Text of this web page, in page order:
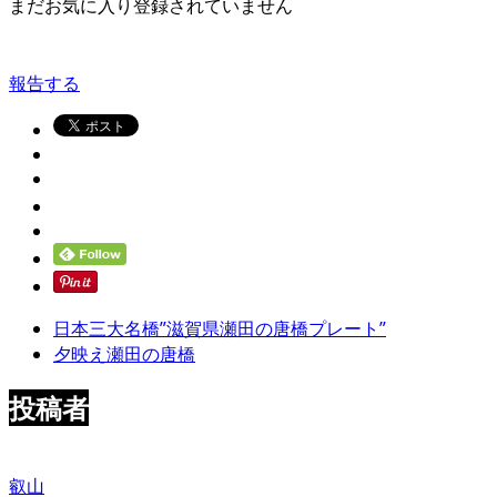
まだお気に入り登録されていません
報告する
日本三大名橋”滋賀県瀬田の唐橋プレート”
夕映え瀬田の唐橋
投稿者
叡山